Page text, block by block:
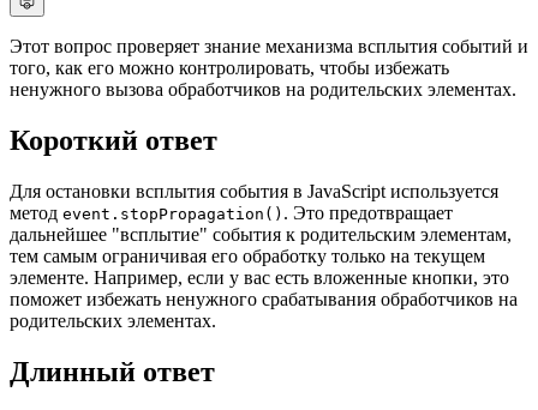
Этот вопрос проверяет знание механизма всплытия событий и
того, как его можно контролировать, чтобы избежать
ненужного вызова обработчиков на родительских элементах.
Короткий ответ
Для остановки всплытия события в JavaScript используется
метод event.stopPropagation() . Это предотвращает
дальнейшее "всплытие" события к родительским элементам,
тем самым ограничивая его обработку только на текущем
элементе. Например, если у вас есть вложенные кнопки, это
поможет избежать ненужного срабатывания обработчиков на
родительских элементах.
Длинный ответ